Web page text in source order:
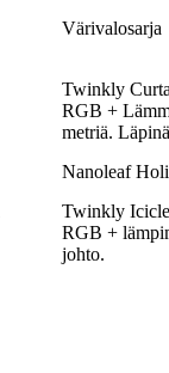
Värivalosarja
Twinkly
RGB +
metriä.
Nanoleaf
Twinkly
RGB +
johto.